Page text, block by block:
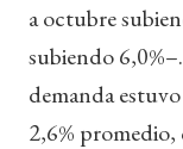
a octubre
subiendo
demanda
2,6% promedio,